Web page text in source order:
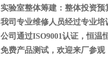
实验室整体筹建： 整体投资预
我司专业维修人员经过专业
公司通过ISO9001认证，恒温
免费产品测试，欢迎来厂参观